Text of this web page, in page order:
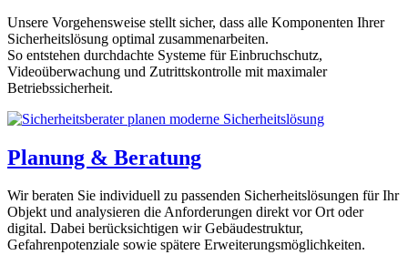
Unsere Vorgehensweise stellt sicher, dass alle Komponenten Ihrer
Sicherheitslösung optimal zusammenarbeiten.
So entstehen durchdachte Systeme für Einbruchschutz,
Videoüberwachung und Zutrittskontrolle mit maximaler
Betriebssicherheit.
Planung & Beratung
Wir beraten Sie individuell zu passenden Sicherheitslösungen für Ihr
Objekt und analysieren die Anforderungen direkt vor Ort oder
digital. Dabei berücksichtigen wir Gebäudestruktur,
Gefahrenpotenziale sowie spätere Erweiterungsmöglichkeiten.